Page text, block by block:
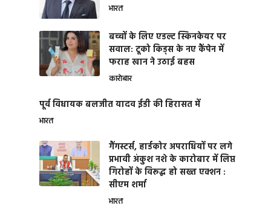
भारत
बच्चों के लिए एडल्ट स्किनकेयर पर
सवाल: टूको किड्स के नए कैंपेन में
फराह खान ने उठाई बहस
कारोबार
पूर्व विधायक बलजीत यादव ईडी की हिरासत में
भारत
गैंगस्टर्स, हार्डकोर अपराधियों पर लगे
प्रभावी अंकुश नशे के कारोबार में लिप्त
गिरोहों के विरूद्ध हो सख्त एक्शन :
सीएम शर्मा
भारत